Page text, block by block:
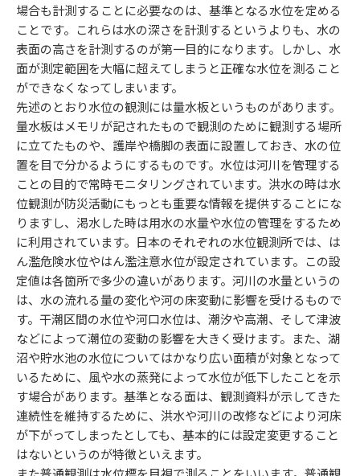
場合も計測することに必要なのは、基準となる水位を定める
ことです。これらは水の深さを計測するというよりも、水の
表面の高さを計測するのが第一目的になります。しかし、水
面が測定範囲を大幅に超えてしまうと正確な水位を測ること
ができなくなってしまいます。
先述のとおり水位の観測には量水板というものがあります。
量水板はメモリが記されたもので観測のために観測する場所
に立てたものや、護岸や橋脚の表面に設置しておき、水の位
置を目で分かるようにするものです。水位は河川を管理する
ことの目的で常時モニタリングされています。洪水の時は水
位観測が防災活動にもっとも重要な情報を提供することにな
りますし、渇水した時は用水の水量や水位の管理をするため
に利用されています。日本のそれぞれの水位観測所では、は
ん濫危険水位やはん濫注意水位が設定されています。この設
定値は各箇所で多少の違いがあります。河川の水量というの
は、水の流れる量の変化や河の床変動に影響を受けるもので
す。干潮区間の水位や河口水位は、潮汐や高潮、そして津波
などによって潮位の変動の影響を大きく受けます。また、湖
沼や貯水池の水位についてはかなり広い面積が対象となって
いるために、風や水の蒸発によって水位が低下したことを示
す場合があります。基準となる面は、観測資料が示してきた
連続性を維持するために、洪水や河川の改修などにより河床
が下がってしまったとしても、基本的には設定変更すること
はないというのが特徴といえます。